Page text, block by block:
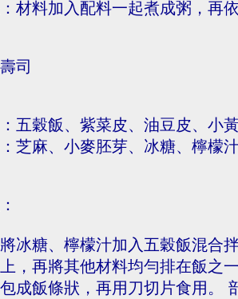
材料加入配料一起煮成粥，再
司
五穀飯、紫菜皮、油豆皮、小
芝麻、小麥胚芽、冰糖、檸檬汁
冰糖、檸檬汁加入五穀飯混合
，再將其他材料均勻排在飯之
成飯條狀，再用刀切片食用。